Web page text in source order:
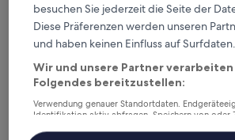
Mehr sparen mit Preisen
Überprüfe die Preise für diese
Heute
6. Aug. - 7. Aug.
7.
besuchen Sie jederzeit die Seite der
Diese Präferenzen werden unseren
und haben keinen Einfluss auf Surfdaten.
Wir und unsere Partner verarbeiten
Folgendes bereitzustellen:
Verwendung genauer Standortdaten.
Identifikation aktiv abfragen. Speichern von oder
Inhalte, Messung von Werbeleistung und der